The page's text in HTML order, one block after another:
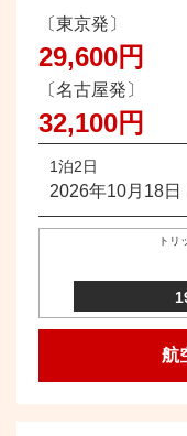
〔東京発〕
29,600円
〔名古屋発〕
32,100円
1泊2日
2026年10月18日
ト
航